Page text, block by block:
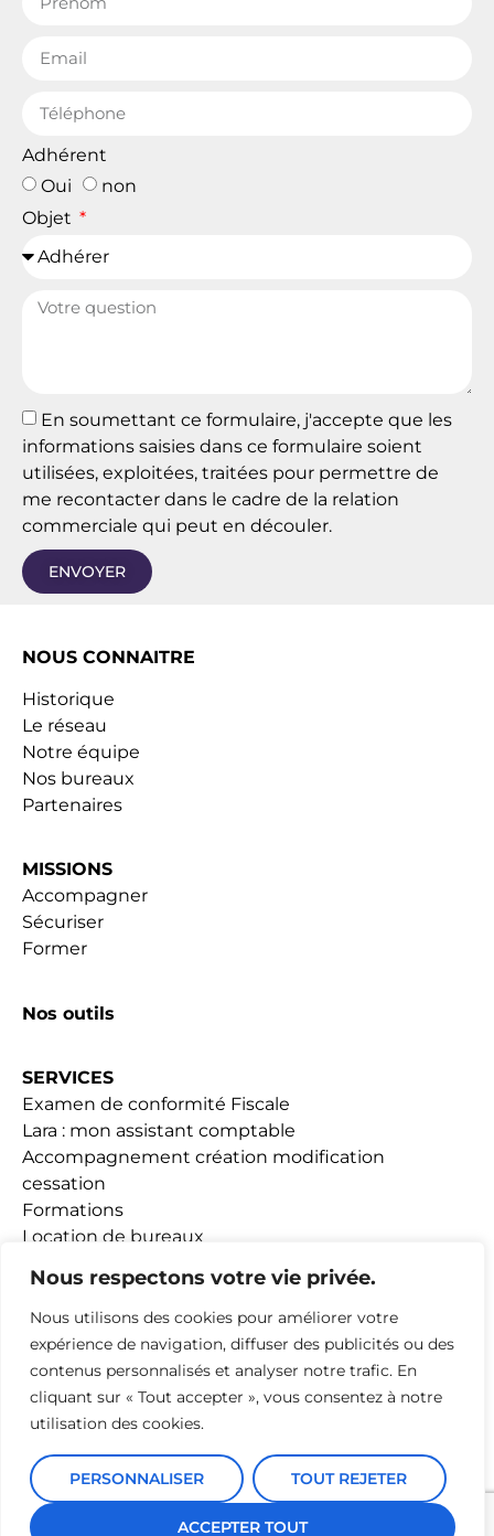
Nous respectons votre vie privée.
Nous utilisons des cookies pour améliorer votre
expérience de navigation, diffuser des publicités ou des
contenus personnalisés et analyser notre trafic. En
cliquant sur « Tout accepter », vous consentez à notre
utilisation des cookies.
PERSONNALISER TOUT REJETER
ACCEPTER TOUT
Adhérent
Oui
non
Objet
En soumettant ce formulaire, j'accepte que les
informations saisies dans ce formulaire soient
utilisées, exploitées, traitées pour permettre de
me recontacter dans le cadre de la relation
commerciale qui peut en découler.
ENVOYER
NOUS CONNAITRE
Historique
Le réseau
Notre équipe
Nos bureaux
Partenaires
MISSIONS
Accompagner
Sécuriser
Former
Nos outils
SERVICES
Examen de conformité Fiscale
Lara : mon assistant comptable
Accompagnement création modification
cessation
Formations
Location de bureaux
ACTUALITÉS
ADHESION
Mentions Légales
Conception webyoo